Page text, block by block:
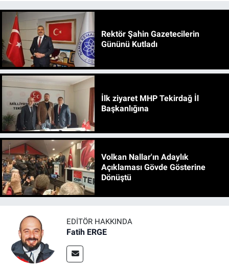
Rektör Şahin Gazetecilerin
Gününü Kutladı
İlk ziyaret MHP Tekirdağ İl
Başkanlığına
Volkan Nallar'ın Adaylık
Açıklaması Gövde Gösterine
Dönüştü
EDITÖR HAKKINDA
Fatih ERGE